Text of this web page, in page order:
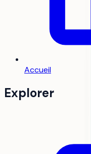
Accueil
Explorer